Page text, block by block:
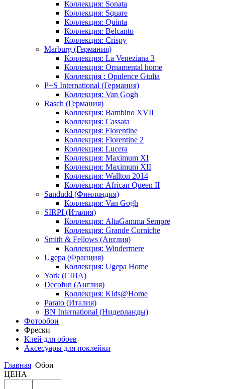
Коллекция: Sonata
Коллекция: Square
Коллекция: Quinta
Коллекция: Belcanto
Коллекция: Crispy
Marburg (Германия)
Коллекция: La Veneziana 3
Коллекция: Ornamental home
Коллекция : Opulence Giulia
P+S International (Германия)
Коллекция: Van Gogh
Rasch (Германия)
Коллекция: Bambino XVII
Коллекция: Cassata
Коллекция: Florentine
Коллекция: Florentine 2
Коллекция: Lucera
Коллекция: Maximum XI
Коллекция: Maximum XII
Коллекция: Wallton 2014
Коллекция: African Queen II
Sandudd (Финляндия)
Коллекция: Van Gogh
SIRPI (Италия)
Коллекция: AltaGamma Sempre
Коллекция: Grande Corniche
Smith & Fellows (Англия)
Коллекция: Windermere
Ugepa (Франция)
Коллекция: Ugepa Home
York (США)
Decofun (Англия)
Коллекция: Kids@Home
Parato (Италия)
BN International (Нидерланды)
Фотообои
Фрески
Клей для обоев
Аксесуары для поклейки
Главная Обои
ЦЕНА